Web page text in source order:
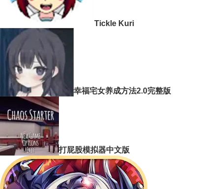
Tickle Kuri
幸福宅女养成方法2.0完整版
打屁股模拟器中文版